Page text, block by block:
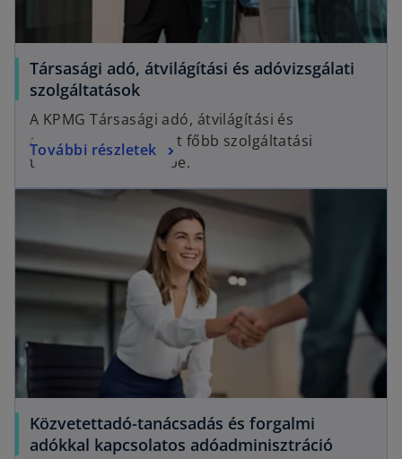
Társasági adó, átvilágítási és adóvizsgálati
szolgáltatások
A KPMG Társasági adó, átvilágítási és
adóvizsgálati csoport főbb szolgáltatási
területeit mutatjuk be.
További részletek
Közvetettadó-tanácsadás és forgalmi
adókkal kapcsolatos adóadminisztráció